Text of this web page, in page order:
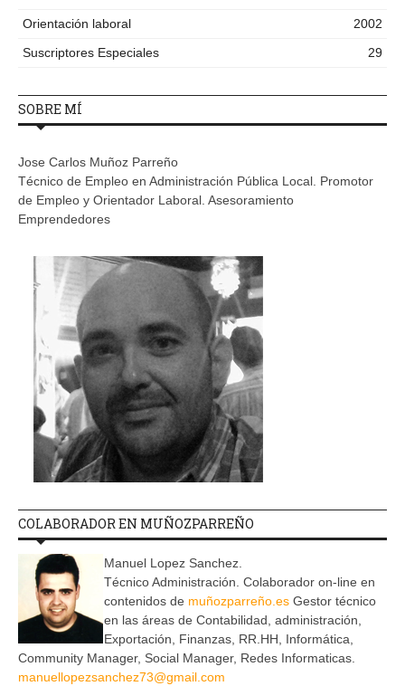
Orientación laboral
2002
Suscriptores Especiales
29
SOBRE MÍ
Jose Carlos Muñoz Parreño
Técnico de Empleo en Administración Pública Local. Promotor
de Empleo y Orientador Laboral. Asesoramiento
Emprendedores
COLABORADOR EN MUÑOZPARREÑO
Manuel Lopez Sanchez.
Técnico Administración. Colaborador on-line en
contenidos de muñozparreño.es Gestor técnico
en las áreas de Contabilidad, administración,
Exportación, Finanzas, RR.HH, Informática,
Community Manager, Social Manager, Redes Informaticas.
manuellopezsanchez73@gmail.com